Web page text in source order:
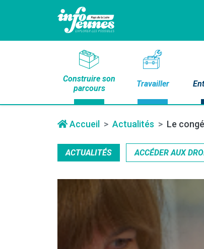
Construire son
parcours
Travailler
Accueil Actualités Le
ACTUALITÉS ACCÉDER AUX